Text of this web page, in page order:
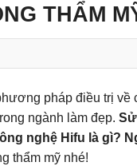
THẨM
pháp điều trị
ngành làm đẹp.
nghệ Hifu là gì?
thẩm mỹ nhé!